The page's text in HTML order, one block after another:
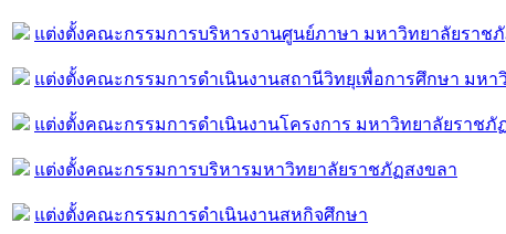
แต่งตั้งคณะกรรมการบริหารงานศูนย์ภาษา มหาวิทยาลัยราช
แต่งตั้งคณะกรรมการดำเนินงานสถานีวิทยุเพื่อการศึกษา มหา
แต่งตั้งคณะกรรมการดำเนินงานโครงการ มหาวิทยาลัยราช
แต่งตั้งคณะกรรมการบริหารมหาวิทยาลัยราชภัฏสงขลา
แต่งตั้งคณะกรรมการดำเนินงานสหกิจศึกษา